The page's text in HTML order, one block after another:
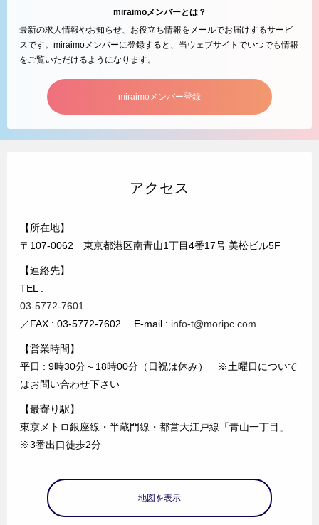
miraimoメンバーとは？
最新の求人情報やお知らせ、お役立ち情報をメールでお届けするサービ
スです。miraimoメンバーに登録すると、当ウェブサイトでいつでも情報
をご覧いただけるようになります。
miraimoメンバー登録
アクセス
【所在地】
〒107-0062 東京都港区南青山1丁目4番17号 美松ビル5F
【連絡先】
TEL :
03-5772-7601
／FAX : 03-5772-7602 E-mail : info-t@moripc.com
【営業時間】
平日 : 9時30分～18時00分（日祝は休み） ※土曜日について
はお問い合わせ下さい
【最寄り駅】
東京メトロ銀座線・半蔵門線・都営大江戸線「青山一丁目」
※3番出口徒歩2分
地図を表示